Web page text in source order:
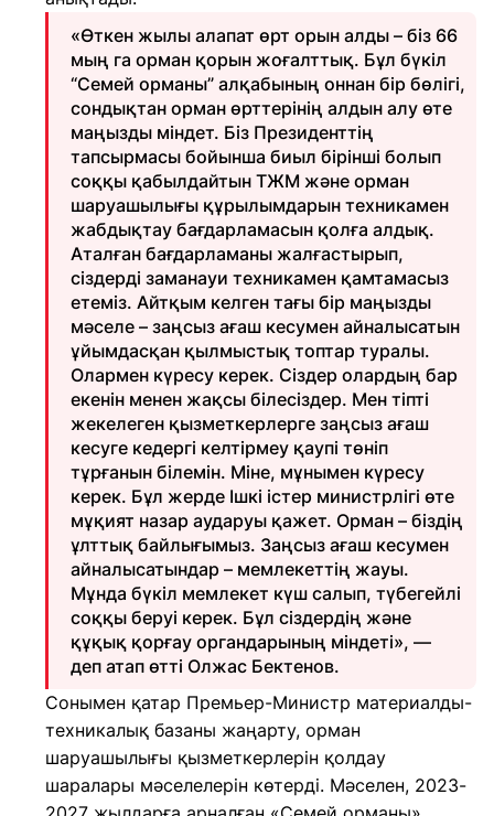
«Өткен жылы алапат өрт орын алды – біз 66
мың га орман қорын жоғалттық. Бұл бүкіл
“Семей орманы” алқабының оннан бір бөлігі,
сондықтан орман өрттерінің алдын алу өте
маңызды міндет. Біз Президенттің
тапсырмасы бойынша биыл бірінші болып
соққы қабылдайтын ТЖМ және орман
шаруашылығы құрылымдарын техникамен
жабдықтау бағдарламасын қолға алдық.
Аталған бағдарламаны жалғастырып,
сіздерді заманауи техникамен қамтамасыз
етеміз. Айтқым келген тағы бір маңызды
мәселе – заңсыз ағаш кесумен айналысатын
ұйымдасқан қылмыстық топтар туралы.
Олармен күресу керек. Сіздер олардың бар
екенін менен жақсы білесіздер. Мен тіпті
жекелеген қызметкерлерге заңсыз ағаш
кесуге кедергі келтірмеу қаупі төніп
тұрғанын білемін. Міне, мұнымен күресу
керек. Бұл жерде Ішкі істер министрлігі өте
мұқият назар аударуы қажет. Орман – біздің
ұлттық байлығымыз. Заңсыз ағаш кесумен
айналысатындар – мемлекеттің жауы.
Мұнда бүкіл мемлекет күш салып, түбегейлі
соққы беруі керек. Бұл сіздердің және
құқық қорғау органдарының міндеті», —
деп атап өтті Олжас Бектенов.
Сонымен қатар Премьер-Министр материалды-
техникалық базаны жаңарту, орман
шаруашылығы қызметкерлерін қолдау
шаралары мәселелерін көтерді. Мәселен, 2023-